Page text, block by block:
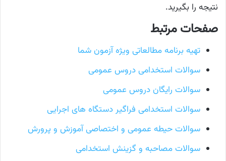
نتیجه را بگیرید.
صفحات مرتبط
تهیه برنامه مطالعاتی ویژه آزمون شما
سوالات استخدامی دروس عمومی
سوالات رایگان دروس عمومی
سوالات استخدامی فراگیر دستگاه های اجرایی
سوالات حیطه عمومی و اختصاصی آموزش و پرورش
سوالات مصاحبه و گزینش استخدامی